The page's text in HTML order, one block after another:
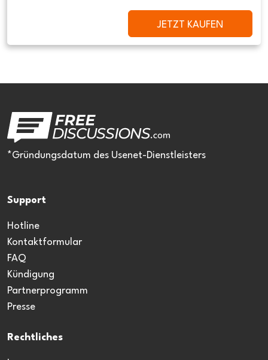
JETZT KAUFEN
*Gründungsdatum des Usenet-Dienstleisters
Support
Hotline
Kontaktformular
FAQ
Kündigung
Partnerprogramm
Presse
Rechtliches